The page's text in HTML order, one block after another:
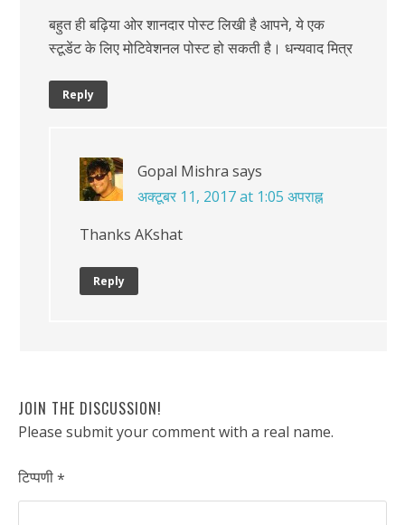
बहुत ही बढ़िया ओर शानदार पोस्ट लिखी है आपने, ये एक
स्टूडेंट के लिए मोटिवेशनल पोस्ट हो सकती है। धन्यवाद मित्र
Reply
Gopal Mishra says
अक्टूबर 11, 2017 at 1:05 अपराह्न
Thanks AKshat
Reply
JOIN THE DISCUSSION!
Please submit your comment with a real name.
टिप्पणी*